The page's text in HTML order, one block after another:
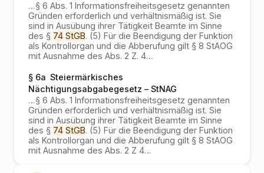
…§ 6 Abs. 1 Informationsfreiheitsgesetz genannten
Gründen erforderlich und verhältnismäßig ist. Sie
sind in Ausübung ihrer Tätigkeit Beamte im Sinne
des § 74 StGB. (5) Für die Beendigung der Funktion
als Kontrollorgan und die Abberufung gilt § 8 StAOG
mit Ausnahme des Abs. 2 Z. 4…
§ 6a Steiermärkisches
Nächtigungsabgabegesetz – StNAG
…§ 6 Abs. 1 Informationsfreiheitsgesetz genannten
Gründen erforderlich und verhältnismäßig ist. Sie
sind in Ausübung ihrer Tätigkeit Beamte im Sinne
des § 74 StGB. (5) Für die Beendigung der Funktion
als Kontrollorgan und die Abberufung gilt § 8 StAOG
mit Ausnahme des Abs. 2 Z 4…